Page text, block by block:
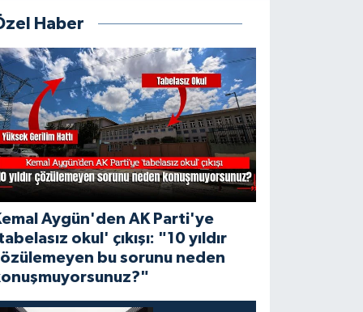
Haber
Aygün'den AK Parti'ye
okul' çıkışı: "10 yıldır
bu sorunu neden